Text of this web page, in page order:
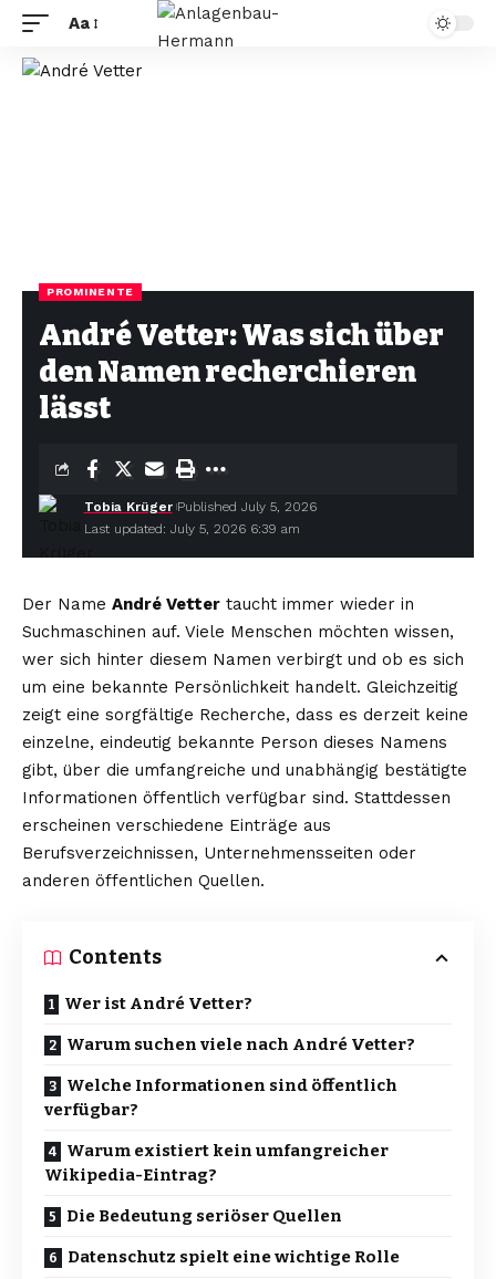
Aa
PROMINENTE
André Vetter: Was sich über
den Namen recherchieren
lässt
Last updated: July 5, 2026 6:39 am
Tobia Krüger Published July 5, 2026
Der Name André Vetter taucht immer wieder in
Suchmaschinen auf. Viele Menschen möchten wissen,
wer sich hinter diesem Namen verbirgt und ob es sich
um eine bekannte Persönlichkeit handelt. Gleichzeitig
zeigt eine sorgfältige Recherche, dass es derzeit keine
einzelne, eindeutig bekannte Person dieses Namens
gibt, über die umfangreiche und unabhängig bestätigte
Informationen öffentlich verfügbar sind. Stattdessen
erscheinen verschiedene Einträge aus
Berufsverzeichnissen, Unternehmensseiten oder
anderen öffentlichen Quellen.
Contents
Wer ist André Vetter?
Warum suchen viele nach André Vetter?
Welche Informationen sind öffentlich
verfügbar?
Warum existiert kein umfangreicher
Wikipedia-Eintrag?
Die Bedeutung seriöser Quellen
Datenschutz spielt eine wichtige Rolle